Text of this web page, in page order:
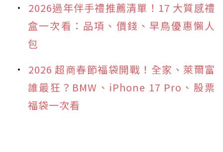
2026過年伴手禮推薦清單！17 大質感禮
盒一次看：品項、價錢、早鳥優惠懶人
包
2026 超商春節福袋開戰！全家、萊爾富
誰最狂？BMW、iPhone 17 Pro、股票
福袋一次看